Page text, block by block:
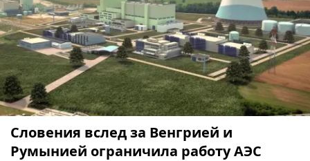
Словения вслед за Венгрией и
Румынией ограничила работу АЭС